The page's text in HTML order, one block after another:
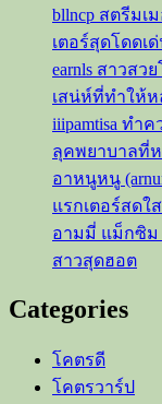
2019
จาก
Playboy
Thailand
bllncp สตรีมเ
เตอร์สุดโดดเ
earnls สาวสว
เสน่ห์ที่ทำให้
iiipamtisa ทำ
ลุคพยาบาลที่
อาหนูหนู
แรกเตอร์สด
อามมี่ แม็กซิม
สาวสุดฮอต
Categories
โคตรดี
โคตรวาร์ป